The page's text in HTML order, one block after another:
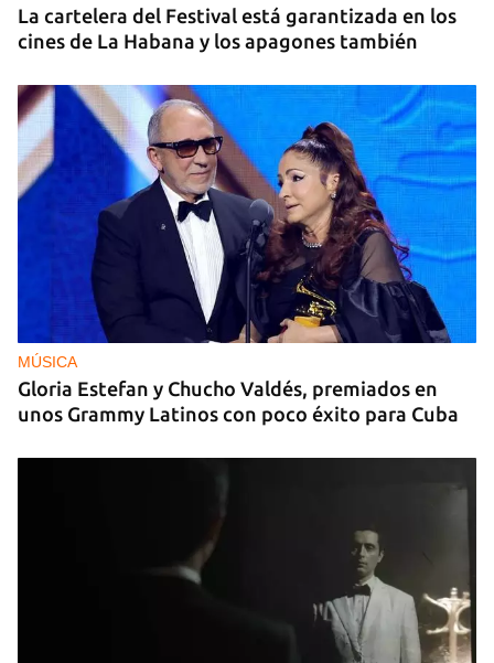
La cartelera del Festival está garantizada en los
cines de La Habana y los apagones también
MÚSICA
Gloria Estefan y Chucho Valdés, premiados en
unos Grammy Latinos con poco éxito para Cuba